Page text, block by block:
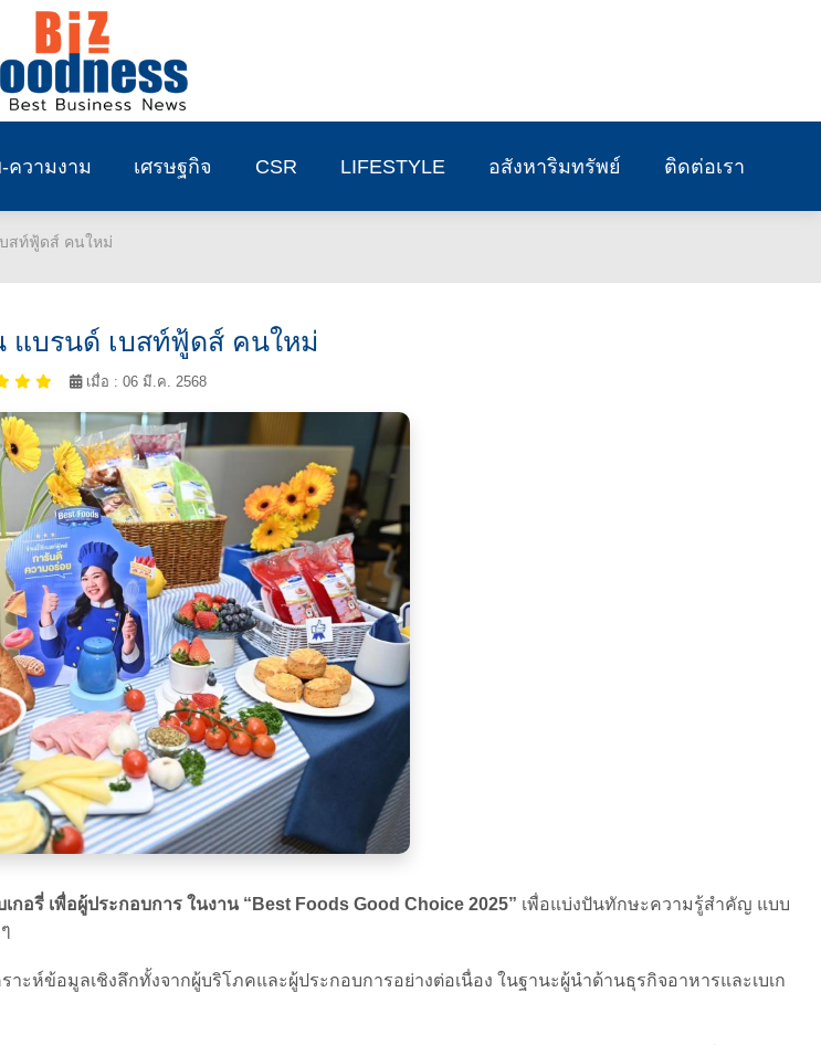
ความงาม เศรษฐกิจ CSR LIFESTYLE อสังหาริมทรัพย์ ติดต่อเรา
บสท์ฟู้ดส์ คนใหม่
แบรนด์ เบสท์ฟู้ดส์ คนใหม่
เมื่อ : 06 มี.ค. 2568
อรี่ เพื่อผู้ประกอบการ ในงาน “Best Foods Good Choice 2025” เพื่อแบ่งปันทักษะความรู้สำคัญ แบบ
ห์ข้อมูลเชิงลึกทั้งจากผู้บริโภคและผู้ประกอบการอย่างต่อเนื่อง ในฐานะผู้นำด้านธุรกิจอาหารและเบเก